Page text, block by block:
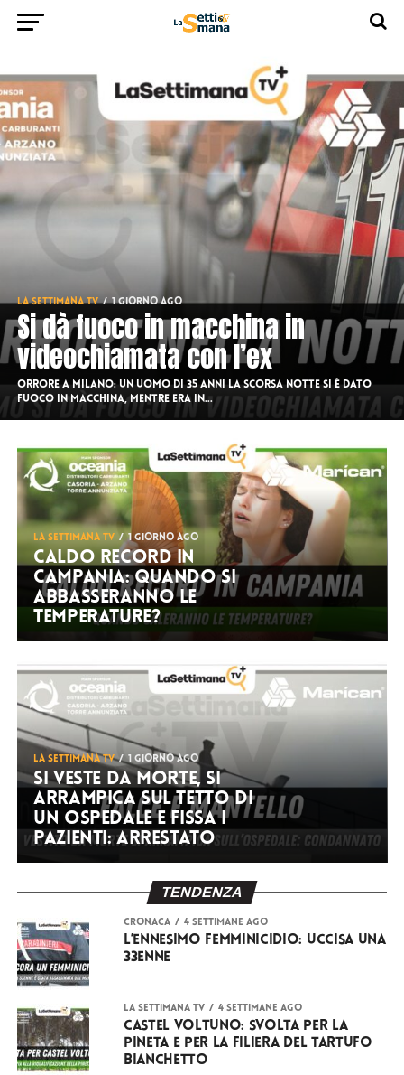
LA SETTIMANA TV 1 giorno ago
Si dà fuoco in macchina in
videochiamata con l’ex
Orrore a Milano: un uomo di 35 anni la scorsa notte si è dato
fuoco in macchina, mentre era in...
LA SETTIMANA TV 1 giorno ago
Caldo record in
Campania: quando si
abbasseranno le
temperature?
LA SETTIMANA TV 1 giorno ago
Si veste da Morte, si
arrampica sul tetto di
un ospedale e fissa i
pazienti: arrestato
TENDENZA
CRONACA 4 settimane ago
L’ennesimo femminicidio: uccisa una
33enne
LA SETTIMANA TV 4 settimane ago
Castel Voltuno: svolta per la
pineta e per la filiera del Tartufo
Bianchetto